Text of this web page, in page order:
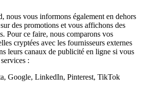
nous vous informons également en dehors
des promotions et vous affichons des
Pour ce faire, nous comparons vos
cryptées avec les fournisseurs externes
leurs canaux de publicité en ligne si vous
:
Google, LinkedIn, Pinterest, TikTok